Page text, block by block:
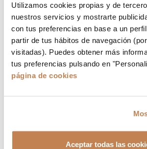
Utilizamos cookies propias y de
nuestros servicios y mostrarte
con tus preferencias en base a un
partir de tus hábitos de navegación
visitadas). Puedes obtener más
tus preferencias pulsando en
página de cookies
Aceptar todas las